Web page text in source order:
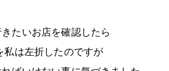
たいお店を確認したら
は左折したのですが